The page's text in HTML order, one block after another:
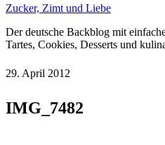
Zucker, Zimt und Liebe
Der deutsche Backblog mit
Tartes, Cookies, Desserts und
29. April 2012
IMG_7482